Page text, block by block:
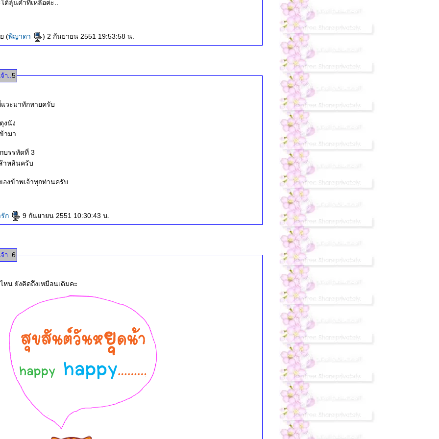
ด้ลุ้นคำที่เหลือค่ะ..
(พิญาดา ) 2 กันยายน 2551 19:53:58 น.
.. 5
วะมาทักทายครับ
งนัง
ามา
บรรทัดที่ 3
าหลินครับ
งข้าพเจ้าทุกท่านครับ
ก 9 กันยายน 2551 10:30:43 น.
.. 6
หน ยังคิดถึงเหมือนเดิมคะ